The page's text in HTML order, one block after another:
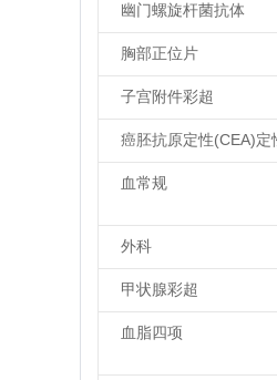
幽门螺旋杆菌抗体
胸部正位片
子宫附件彩超
癌胚抗原定性(CEA)定
血常规
外科
甲状腺彩超
血脂四项